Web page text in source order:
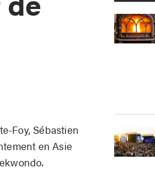
Foy, Sébastien
en Asie